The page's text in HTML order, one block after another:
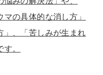
マの具体的な消し方」
」、「苦しみが生まれ
。